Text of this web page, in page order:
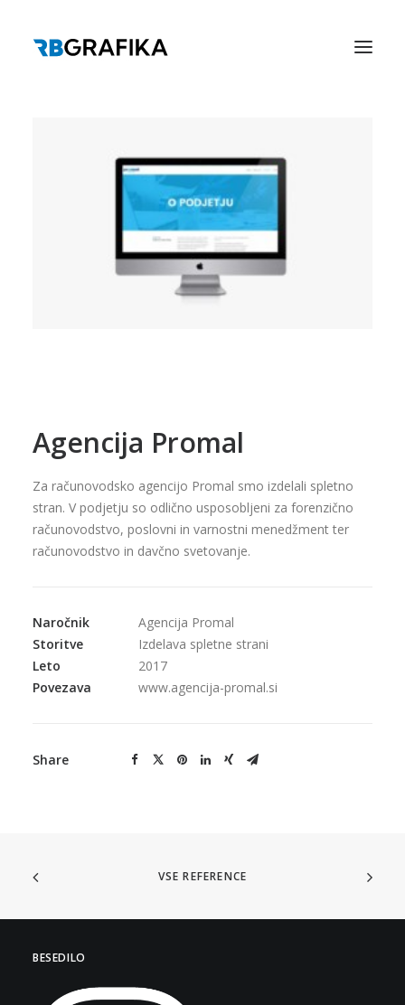
GRAFIČNO OBLIKOVANJE
Agencija Promal
Za računovodsko agencijo Promal smo izdelali spletno
stran. V podjetju so odlično usposobljeni za forenzično
računovodstvo, poslovni in varnostni menedžment ter
računovodstvo in davčno svetovanje.
Naročnik
Agencija Promal
Storitve
Izdelava spletne strani
Leto
2017
Povezava
www.agencija-promal.si
Share
VSE REFERENCE
BESEDILO